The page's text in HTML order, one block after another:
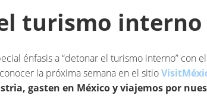
turismo interno
énfasis a “detonar el turismo interno” con
la próxima semana en el sitio
gasten en México y viajemos por